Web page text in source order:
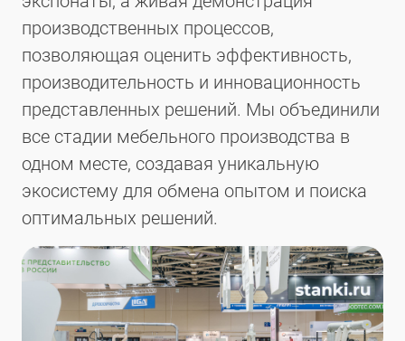
производственных процессов,
позволяющая оценить эффективность,
производительность и инновационность
представленных решений. Мы объединили
все стадии мебельного производства в
одном месте, создавая уникальную
экосистему для обмена опытом и поиска
оптимальных решений.